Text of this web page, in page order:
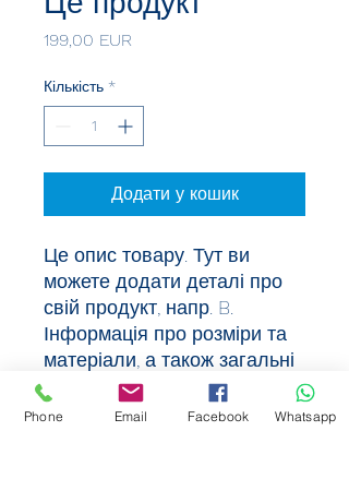
199,00 EUR
Кількість *
Додати у кошик
Це опис товару. Тут ви
можете додати деталі про
свій продукт, напр. B.
Інформація про розміри та
матеріали, а також загальні
інструкції з догляду та
чищення.
Phone Email Facebook Whatsapp